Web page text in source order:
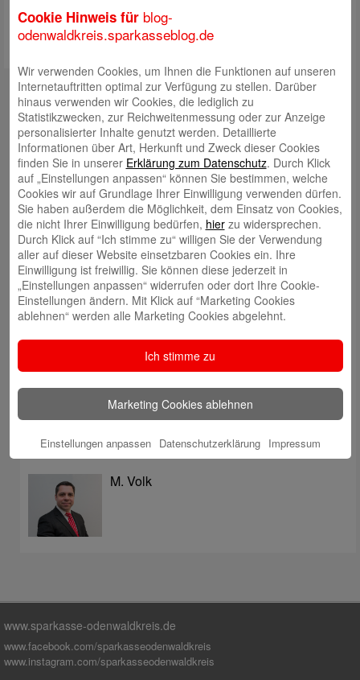
Kontakt
mail@sparkasse-odenwaldkreis.de
Telefon: 06062 500
Auch per WhatsApp erreichbar!
Neueste Beiträge
Sparkassen Kino Open-Air-Sommer 2026 startet
Öffnungszeiten der Sparkasse zum Wiesenmarkt
Herausragende Vertriebsleistung in Jahr 2025: Team
des ImmobilienCenter der Sparkasse Odenwaldkreis
überzeugt mit Kompetenz, Service und Erfolgsbilanz
Digitale Apotheke in der Sparkassen-Geschäftsstelle
Fränkisch-Crumbach eröffnet
Sparkasse stärkt das soziale Miteinander im
Odenwaldkreis
Autoren
M. Volk
www.sparkasse-odenwaldkreis.de
www.facebook.com/sparkasseodenwaldkreis
www.instagram.com/sparkasseodenwaldkreis
Cookie Hinweis für blog-
odenwaldkreis.sparkasseblog.de
Wir verwenden Cookies, um Ihnen die Funktionen auf unseren
Internetauftritten optimal zur Verfügung zu stellen. Darüber
hinaus verwenden wir Cookies, die lediglich zu
Statistikzwecken, zur Reichweitenmessung oder zur Anzeige
personalisierter Inhalte genutzt werden. Detaillierte
Informationen über Art, Herkunft und Zweck dieser Cookies
finden Sie in unserer Erklärung zum Datenschutz. Durch Klick
auf „Einstellungen anpassen“ können Sie bestimmen, welche
Cookies wir auf Grundlage Ihrer Einwilligung verwenden dürfen.
Sie haben außerdem die Möglichkeit, dem Einsatz von Cookies,
die nicht Ihrer Einwilligung bedürfen, hierzu widersprechen.
Durch Klick auf “Ich stimme zu“ willigen Sie der Verwendung
aller auf dieser Website einsetzbaren Cookies ein. Ihre
Einwilligung ist freiwillig. Sie können diese jederzeit in
„Einstellungen anpassen“ widerrufen oder dort Ihre Cookie-
Einstellungen ändern. Mit Klick auf “Marketing Cookies
ablehnen“ werden alle Marketing Cookies abgelehnt.
Ich stimme zu
Marketing Cookies ablehnen
Einstellungen anpassen Datenschutzerklärung Impressum